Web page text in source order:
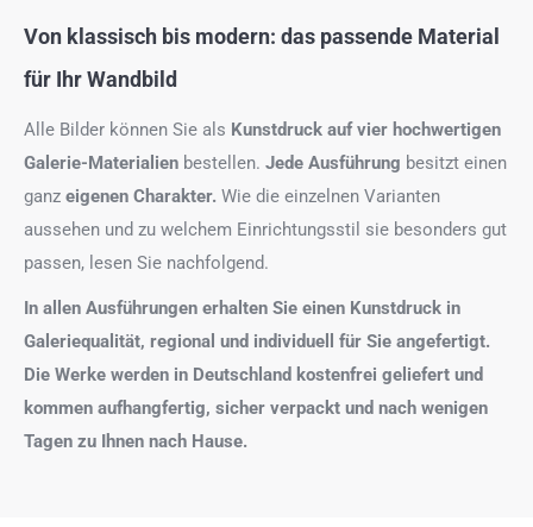
Von klassisch bis modern: das passende Material
für Ihr Wandbild
Alle Bilder können Sie als Kunstdruck auf vier hochwertigen
Galerie-Materialien bestellen. Jede Ausführung besitzt einen
ganz eigenen Charakter. Wie die einzelnen Varianten
aussehen und zu welchem Einrichtungsstil sie besonders gut
passen, lesen Sie nachfolgend.
In allen Ausführungen erhalten Sie einen Kunstdruck in
Galeriequalität, regional und individuell für Sie angefertigt.
Die Werke werden in Deutschland kostenfrei geliefert und
kommen aufhangfertig, sicher verpackt und nach wenigen
Tagen zu Ihnen nach Hause.